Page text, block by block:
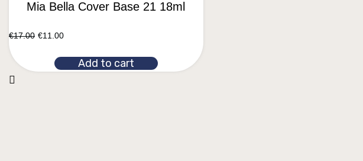
Mia Bella Cover Base 21 18ml
€17.00 €11.00
Add to cart